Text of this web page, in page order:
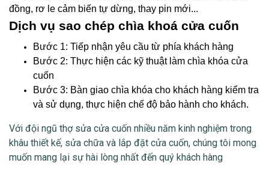
đồng, rơ le cảm biến tự dừng, thay pin mới...
Dịch vụ sao chép chìa khoá cửa cuốn
Bước 1: Tiếp nhận yêu cầu từ phía khách hàng
Bước 2: Thực hiện các kỹ thuật làm chìa khóa cửa
cuốn
Bước 3: Bàn giao chìa khóa cho khách hàng kiểm tra
và sử dụng, thực hiện chế độ bảo hành cho khách.
Với đội ngũ thợ sửa cửa cuốn nhiều năm kinh nghiệm trong
khâu thiết kế, sửa chữa và lắp đặt cửa cuốn, chúng tôi mong
muốn mang lại sự hài lòng nhất đến quý khách hàng